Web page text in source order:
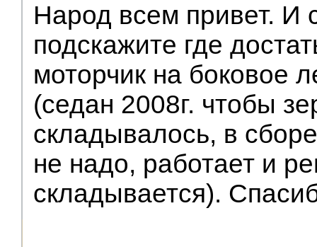
Народ всем привет. И
подскажите где
моторчик на боковое
(седан 2008г. чтобы
складывалось, в
не надо, работает и
складывается).